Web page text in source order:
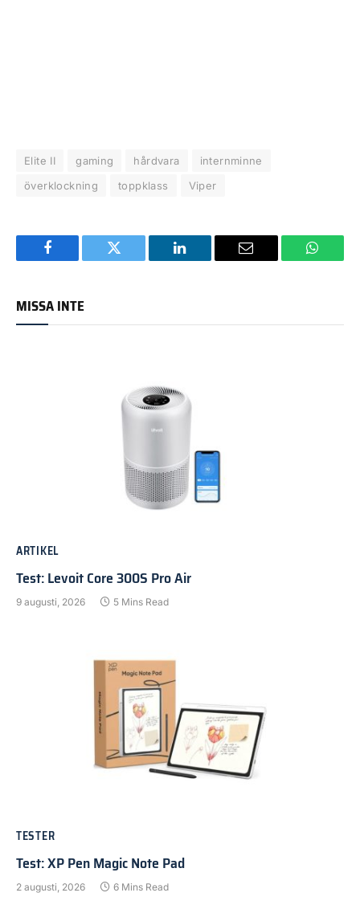
Elite II gaming hårdvara
internminne
överklockning
toppklass Viper
Facebook Twitter LinkedIn Email
MISSA INTE
ARTIKEL
Test: Levoit Core 300S Pro Air
9 augusti, 2026 5 Mins Read
TESTER
Test: XP Pen Magic Note Pad
2 augusti, 2026 6 Mins Read